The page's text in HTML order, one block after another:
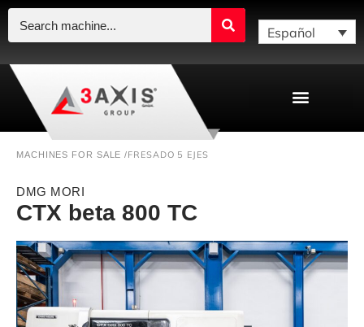
Español
MACHINES FOR SALE /FRESADO 5 EJES
DMG MORI
CTX beta 800 TC